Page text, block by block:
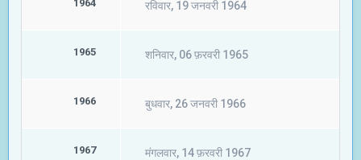
1964 रविवार, 19 जनवरी 1964
1965 शनिवार, 06 फ़रवरी 1965
1966 बुधवार, 26 जनवरी 1966
1967 मंगलवार, 14 फ़रवरी 1967